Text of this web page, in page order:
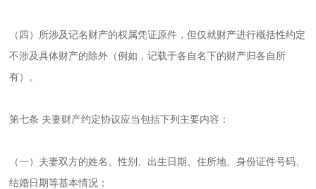
（四）所涉及记名财产的权属凭证原件，但仅就财产进行概括性约定
不涉及具体财产的除外（例如，记载于各自名下的财产归各自所
有）。
第七条 夫妻财产约定协议应当包括下列主要内容：
（一）夫妻双方的姓名、性别、出生日期、住所地、身份证件号码、
结婚日期等基本情况；